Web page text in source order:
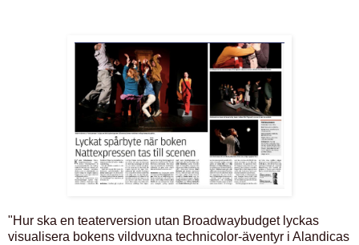
"Hur ska en teaterversion utan Broadwaybudget lyckas
visualisera bokens vildvuxna technicolor-äventyr i Alandicas